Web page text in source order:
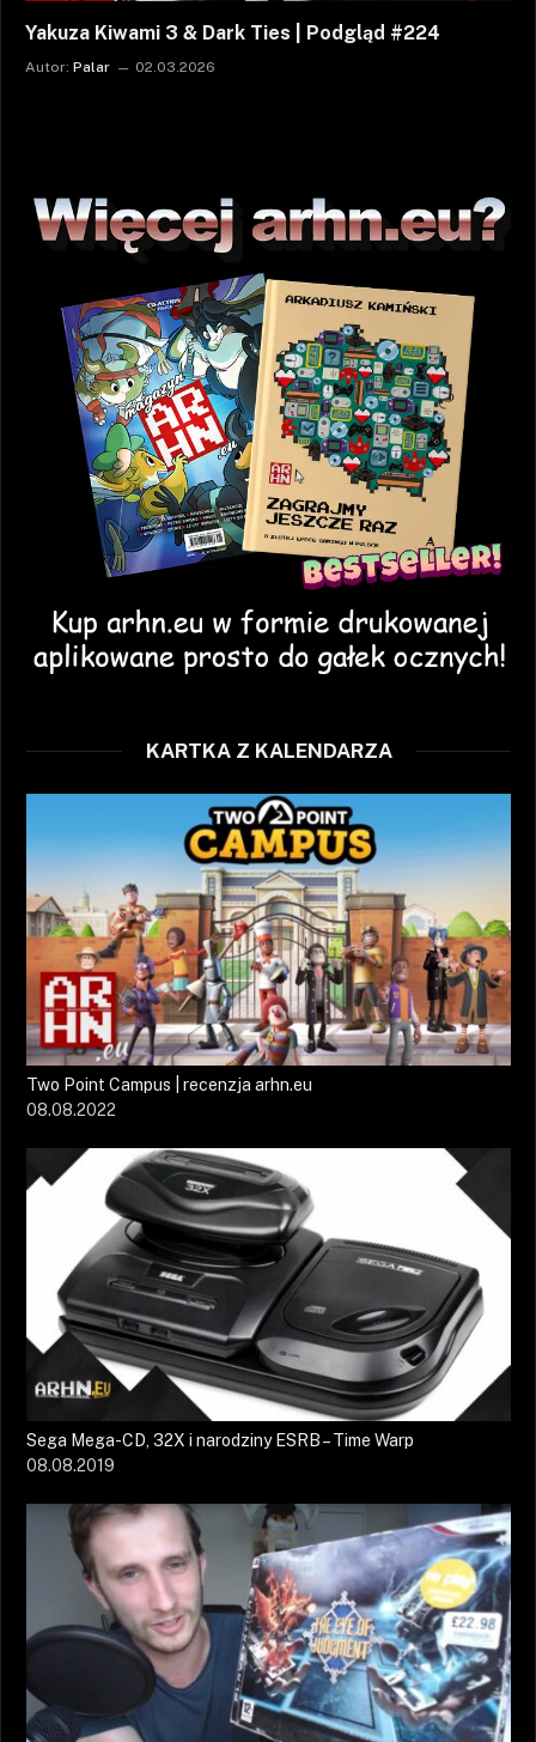
Yakuza Kiwami 3 & Dark Ties | Podgląd #224
Autor: Palar 02.03.2026
KARTKA Z KALENDARZA
Two Point Campus | recenzja arhn.eu
08.08.2022
Sega Mega-CD, 32X i narodziny ESRB – Time Warp
08.08.2019